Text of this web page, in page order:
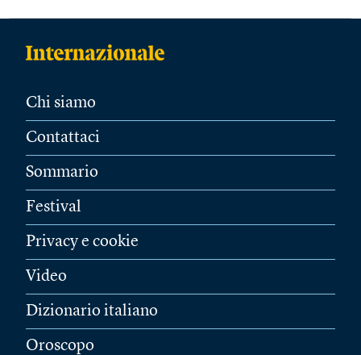
Chi siamo
Contattaci
Sommario
Festival
Privacy e cookie
Video
Dizionario italiano
Oroscopo